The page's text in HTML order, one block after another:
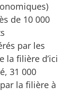
de 10 000
par les
la filière d’ici
31 000
la filière à